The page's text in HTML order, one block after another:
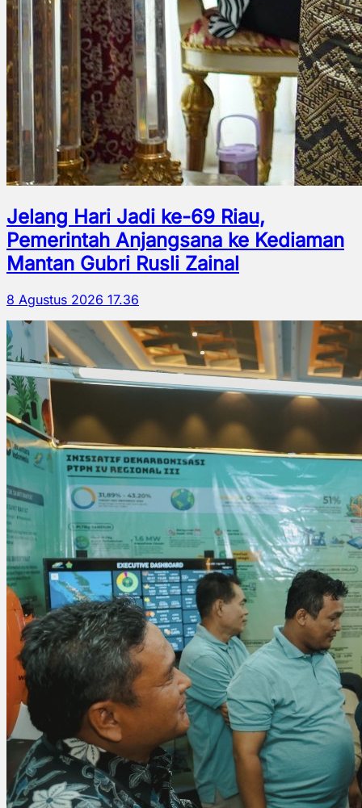
Jelang Hari Jadi ke-69 Riau,
Pemerintah Anjangsana ke Kediaman
Mantan Gubri Rusli Zainal
8 Agustus 2026 17.36